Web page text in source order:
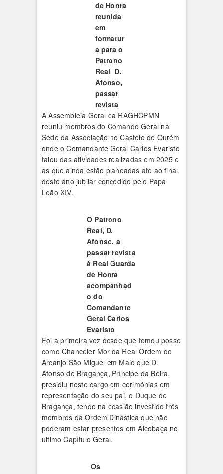
de Honra
reunida
em
formatur
a para o
Patrono
Real, D.
Afonso,
passar
revista
A Assembleia Geral da RAGHCPMN
reuniu membros do Comando Geral na
Sede da Associação no Castelo de Ourém
onde o Comandante Geral Carlos Evaristo
falou das atividades realizadas em 2025 e
as que ainda estão planeadas até ao final
deste ano jubilar concedido pelo Papa
Leão XIV.
O Patrono
Real, D.
Afonso, a
passar revista
à Real Guarda
de Honra
acompanhad
o do
Comandante
Geral Carlos
Evaristo
Foi a primeira vez desde que tomou posse
como Chanceler Mor da Real Ordem do
Arcanjo São Miguel em Maio que D.
Afonso de Bragança, Príncipe da Beira,
presidiu neste cargo em cerimónias em
representação do seu pai, o Duque de
Bragança, tendo na ocasião investido três
membros da Ordem Dinástica que não
poderam estar presentes em Alcobaça no
último Capítulo Geral.
Os